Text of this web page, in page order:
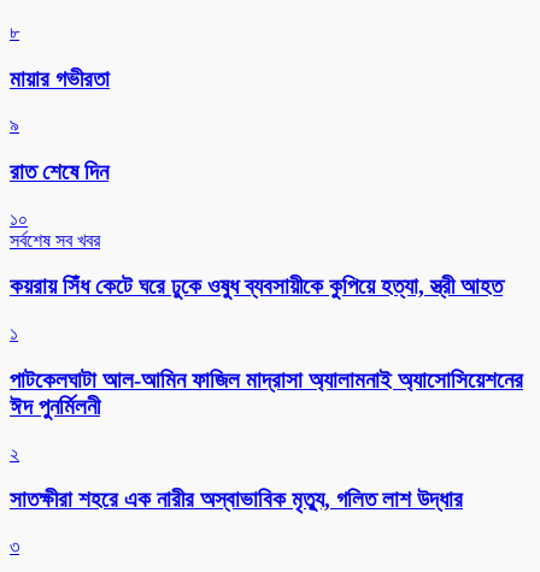
৮
মায়ার গভীরতা
৯
রাত শেষে দিন
১০
সর্বশেষ সব খবর
কয়রায় সিঁধ কেটে ঘরে ঢুকে ওষুধ ব্যবসায়ীকে কুপিয়ে হত্যা, স্ত্রী আহত
১
পাটকেলঘাটা আল-আমিন ফাজিল মাদ্রাসা অ্যালামনাই অ্যাসোসিয়েশনের
ঈদ পুনর্মিলনী
২
সাতক্ষীরা শহরে এক নারীর অস্বাভাবিক মৃত্যু, গলিত লাশ উদ্ধার
৩